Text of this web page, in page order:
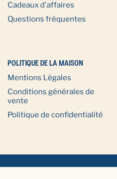
Cadeaux d'affaires
Questions fréquentes
POLITIQUE DE LA MAISON
Mentions Légales
Conditions générales de
vente
Politique de confidentialité